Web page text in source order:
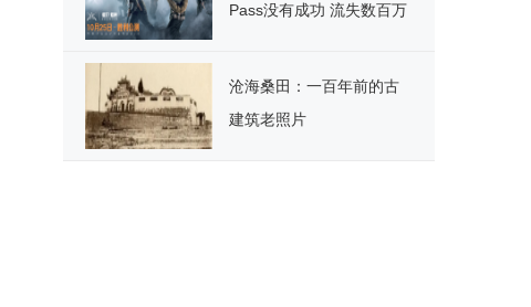
Pass没有成功 流失数百万
沧海桑田：一百年前的古
建筑老照片